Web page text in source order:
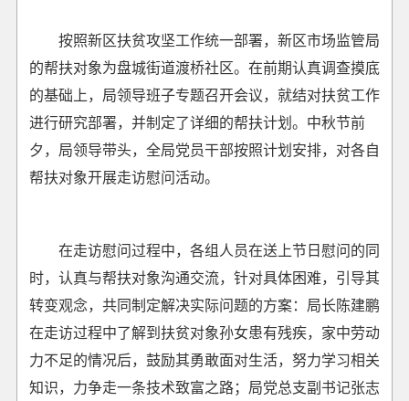
按照新区扶贫攻坚工作统一部署，新区市场监管局
的帮扶对象为盘城街道渡桥社区。在前期认真调查摸底
的基础上，局领导班子专题召开会议，就结对扶贫工作
进行研究部署，并制定了详细的帮扶计划。中秋节前
夕，局领导带头，全局党员干部按照计划安排，对各自
帮扶对象开展走访慰问活动。
在走访慰问过程中，各组人员在送上节日慰问的同
时，认真与帮扶对象沟通交流，针对具体困难，引导其
转变观念，共同制定解决实际问题的方案：局长陈建鹏
在走访过程中了解到扶贫对象孙女患有残疾，家中劳动
力不足的情况后，鼓励其勇敢面对生活，努力学习相关
知识，力争走一条技术致富之路；局党总支副书记张志